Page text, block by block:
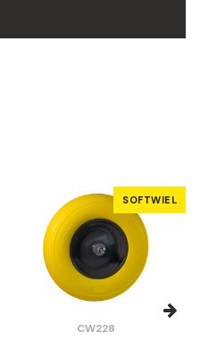
SOFTWIEL
CW228